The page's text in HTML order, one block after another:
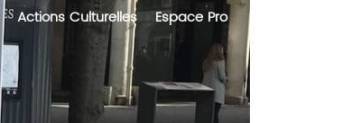
Actions Culturelles Espace Pro